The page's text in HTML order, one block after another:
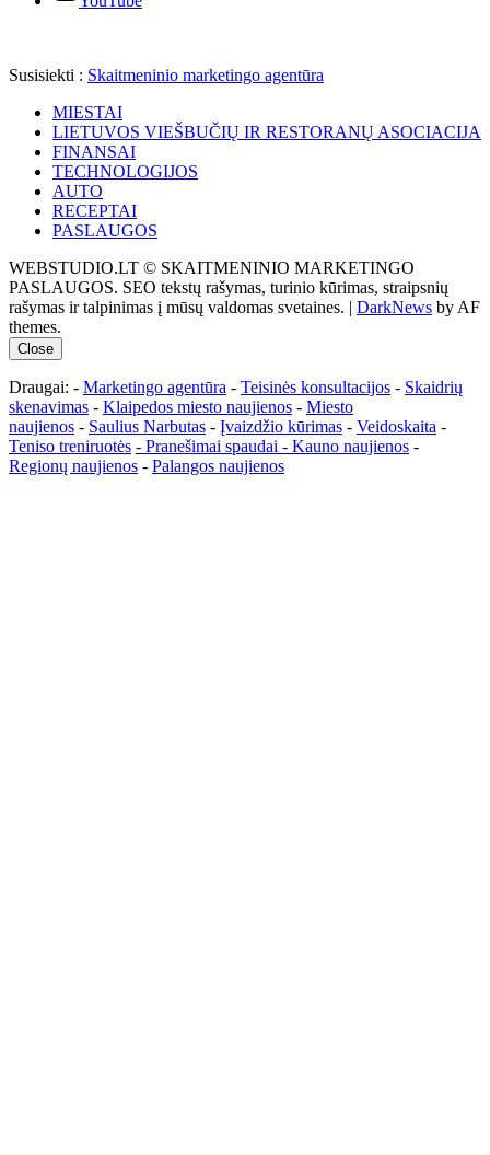
Susisiekti : Skaitmeninio marketingo agentūra
MIESTAI
LIETUVOS VIEŠBUČIŲ IR RESTORANŲ ASOCIACIJA
FINANSAI
TECHNOLOGIJOS
AUTO
RECEPTAI
PASLAUGOS
WEBSTUDIO.LT © SKAITMENINIO MARKETINGO
PASLAUGOS. SEO tekstų rašymas, turinio kūrimas, straipsnių
rašymas ir talpinimas į mūsų valdomas svetaines. | DarkNews by AF
themes.
Close
Draugai: - Marketingo agentūra - Teisinės konsultacijos - Skaidrių
skenavimas - Klaipedos miesto naujienos - Miesto
naujienos - Saulius Narbutas - Įvaizdžio kūrimas - Veidoskaita -
Teniso treniruotės - Pranešimai spaudai - Kauno naujienos -
Regionų naujienos - Palangos naujienos